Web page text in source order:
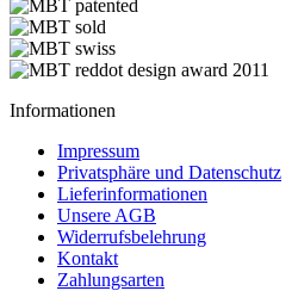
Informationen
Impressum
Privatsphäre und Datenschutz
Lieferinformationen
Unsere AGB
Widerrufsbelehrung
Kontakt
Zahlungsarten